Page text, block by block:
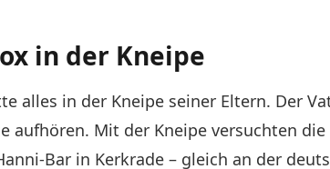
in der Kneipe
alles in der Kneipe seiner Eltern. Der
aufhören. Mit der Kneipe versuchten
Bar in Kerkrade – gleich an der